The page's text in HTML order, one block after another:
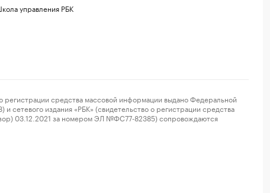
управления РБК
средства массовой информации выдано Федеральной
издания «РБК» (свидетельство о регистрации средства
03.12.2021 за номером ЭЛ №ФС77-82385) сопровождаются